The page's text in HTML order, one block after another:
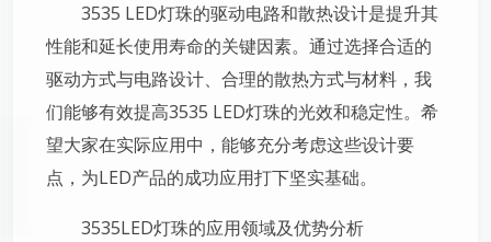
3535 LED灯珠的驱动电路和散热设计是提升其
性能和延长使用寿命的关键因素。通过选择合适的
驱动方式与电路设计、合理的散热方式与材料，我
们能够有效提高3535 LED灯珠的光效和稳定性。希
望大家在实际应用中，能够充分考虑这些设计要
点，为LED产品的成功应用打下坚实基础。
3535LED灯珠的应用领域及优势分析